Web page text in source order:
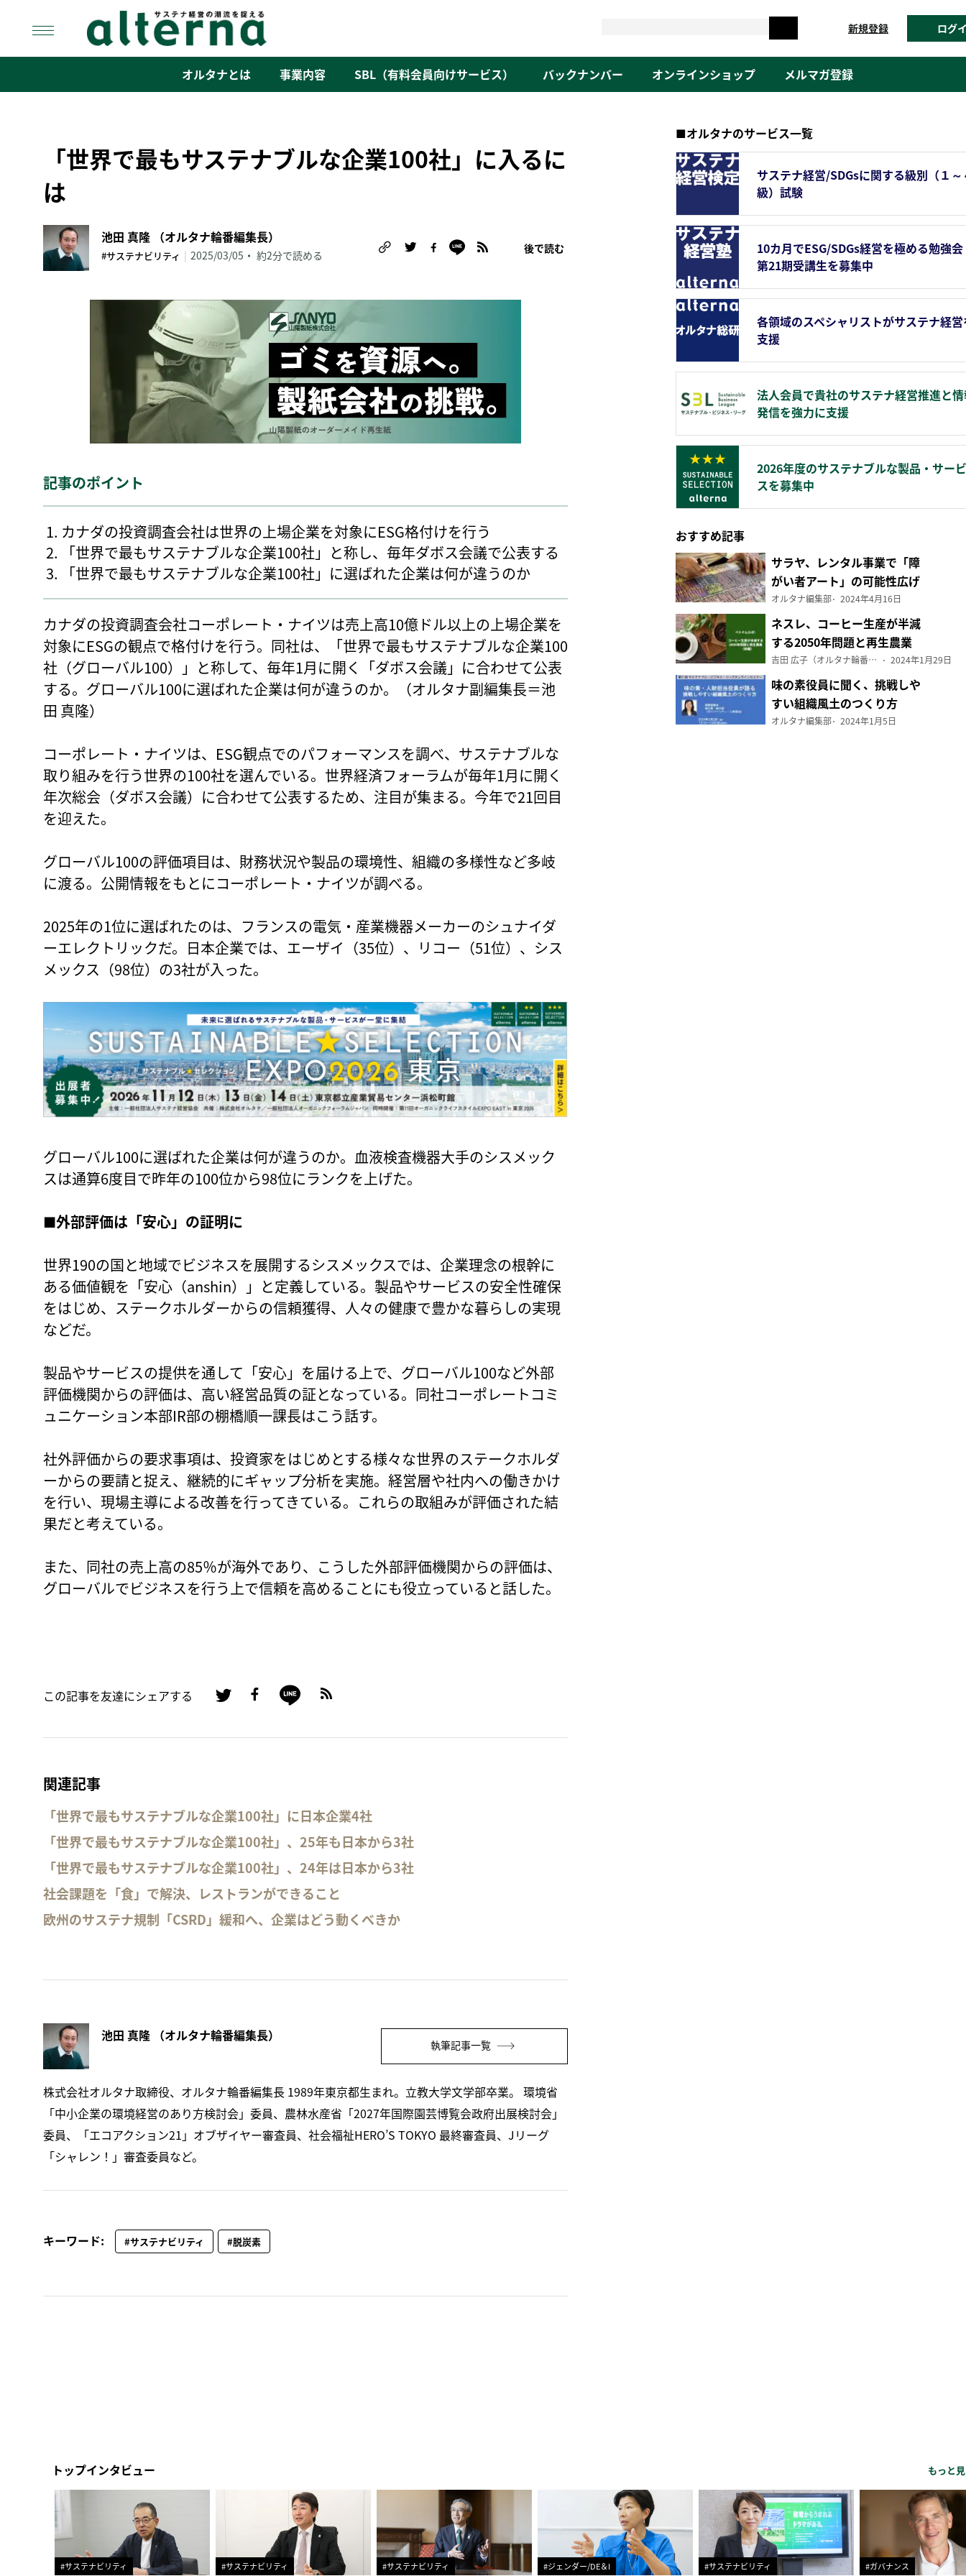
content
新規登録 ログ
オルタナとは 事業内容 SBL（有料会員向けサービス） バックナンバー オンラインショップ メルマガ登録
「世界で最もサステナブルな企業100社」に入るに
は
池田 真隆 （オルタナ輪番編集長）
#サステナビリティ | 2025/03/05 約2分で読める
後で読む
記事のポイント
カナダの投資調査会社は世界の上場企業を対象にESG格付けを行う
「世界で最もサステナブルな企業100社」と称し、毎年ダボス会議で公表する
「世界で最もサステナブルな企業100社」に選ばれた企業は何が違うのか
カナダの投資調査会社コーポレート・ナイツは売上高10億ドル以上の上場企業を
対象にESGの観点で格付けを行う。同社は、「世界で最もサステナブルな企業100
社（グローバル100）」と称して、毎年1月に開く「ダボス会議」に合わせて公表
する。グローバル100に選ばれた企業は何が違うのか。（オルタナ副編集長＝池
田 真隆）
コーポレート・ナイツは、ESG観点でのパフォーマンスを調べ、サステナブルな
取り組みを行う世界の100社を選んでいる。世界経済フォーラムが毎年1月に開く
年次総会（ダボス会議）に合わせて公表するため、注目が集まる。今年で21回目
を迎えた。
グローバル100の評価項目は、財務状況や製品の環境性、組織の多様性など多岐
に渡る。公開情報をもとにコーポレート・ナイツが調べる。
2025年の1位に選ばれたのは、フランスの電気・産業機器メーカーのシュナイダ
ーエレクトリックだ。日本企業では、エーザイ（35位）、リコー（51位）、シス
メックス（98位）の3社が入った。
グローバル100に選ばれた企業は何が違うのか。血液検査機器大手のシスメック
スは通算6度目で昨年の100位から98位にランクを上げた。
■外部評価は「安心」の証明に
世界190の国と地域でビジネスを展開するシスメックスでは、企業理念の根幹に
ある価値観を「安心（anshin）」と定義している。製品やサービスの安全性確保
をはじめ、ステークホルダーからの信頼獲得、人々の健康で豊かな暮らしの実現
などだ。
製品やサービスの提供を通して「安心」を届ける上で、グローバル100など外部
評価機関からの評価は、高い経営品質の証となっている。同社コーポレートコミ
ュニケーション本部IR部の棚橋順一課長はこう話す。
社外評価からの要求事項は、投資家をはじめとする様々な世界のステークホルダ
ーからの要請と捉え、継続的にギャップ分析を実施。経営層や社内への働きかけ
を行い、現場主導による改善を行ってきている。これらの取組みが評価された結
果だと考えている。
また、同社の売上高の85％が海外であり、こうした外部評価機関からの評価は、
グローバルでビジネスを行う上で信頼を高めることにも役立っていると話した。
この記事を友達にシェアする
関連記事
「世界で最もサステナブルな企業100社」に日本企業4社
「世界で最もサステナブルな企業100社」、25年も日本から3社
「世界で最もサステナブルな企業100社」、24年は日本から3社
社会課題を「食」で解決、レストランができること
欧州のサステナ規制「CSRD」緩和へ、企業はどう動くべきか
池田 真隆 （オルタナ輪番編集長）
執筆記事一覧
株式会社オルタナ取締役、オルタナ輪番編集長 1989年東京都生まれ。立教大学文学部卒業。 環境省
「中小企業の環境経営のあり方検討会」委員、農林水産省「2027年国際園芸博覧会政府出展検討会」
委員、「エコアクション21」オブザイヤー審査員、社会福祉HERO’S TOKYO 最終審査員、Jリーグ
「シャレン！」審査委員など。
キーワード: #サステナビリティ #脱炭素
■オルタナのサービス一覧
サステナ経営/SDGsに関する級別（１～
級）試験
10カ月でESG/SDGs経営を極める勉強
第21期受講生を募集中
各領域のスペシャリストがサステナ経
支援
法人会員で貴社のサステナ経営推進と
発信を強力に支援
2026年度のサステナブルな製品・サービ
スを募集中
おすすめ記事
サラヤ、レンタル事業で「障
がい者アート」の可能性広げ
る
オルタナ編集部 2024年4月16日
ネスレ、コーヒー生産が半減
する2050年問題と再生農業
（前編）
吉田 広子（オルタナ輪番編集長） 2024年1月29日
味の素役員に聞く、挑戦しや
すい組織風土のつくり方
オルタナ編集部 2024年1月5日
トップインタビュー もっと
#サステナビリティ #サステナビリティ #サステナビリティ #ジェンダー/DE＆I #サステナビリティ #ガバナンス